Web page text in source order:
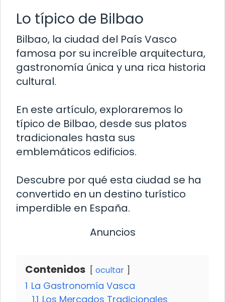
Lo típico de Bilbao
Bilbao, la ciudad del País Vasco
famosa por su increíble arquitectura,
gastronomía única y una rica historia
cultural.
En este artículo, exploraremos lo
típico de Bilbao, desde sus platos
tradicionales hasta sus
emblemáticos edificios.
Descubre por qué esta ciudad se ha
convertido en un destino turístico
imperdible en España.
Anuncios
Contenidos ocultar
1 La Gastronomía Vasca
1.1 Los Mercados Tradicionales